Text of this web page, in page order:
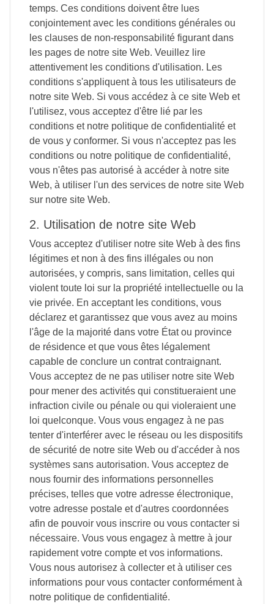
temps. Ces conditions doivent être lues
conjointement avec les conditions générales ou
les clauses de non-responsabilité figurant dans
les pages de notre site Web. Veuillez lire
attentivement les conditions d'utilisation. Les
conditions s'appliquent à tous les utilisateurs de
notre site Web. Si vous accédez à ce site Web et
l'utilisez, vous acceptez d'être lié par les
conditions et notre politique de confidentialité et
de vous y conformer. Si vous n'acceptez pas les
conditions ou notre politique de confidentialité,
vous n'êtes pas autorisé à accéder à notre site
Web, à utiliser l'un des services de notre site Web
sur notre site Web.
2. Utilisation de notre site Web
Vous acceptez d'utiliser notre site Web à des fins
légitimes et non à des fins illégales ou non
autorisées, y compris, sans limitation, celles qui
violent toute loi sur la propriété intellectuelle ou la
vie privée. En acceptant les conditions, vous
déclarez et garantissez que vous avez au moins
l'âge de la majorité dans votre État ou province
de résidence et que vous êtes légalement
capable de conclure un contrat contraignant.
Vous acceptez de ne pas utiliser notre site Web
pour mener des activités qui constitueraient une
infraction civile ou pénale ou qui violeraient une
loi quelconque. Vous vous engagez à ne pas
tenter d'interférer avec le réseau ou les dispositifs
de sécurité de notre site Web ou d'accéder à nos
systèmes sans autorisation. Vous acceptez de
nous fournir des informations personnelles
précises, telles que votre adresse électronique,
votre adresse postale et d'autres coordonnées
afin de pouvoir vous inscrire ou vous contacter si
nécessaire. Vous vous engagez à mettre à jour
rapidement votre compte et vos informations.
Vous nous autorisez à collecter et à utiliser ces
informations pour vous contacter conformément à
notre politique de confidentialité.